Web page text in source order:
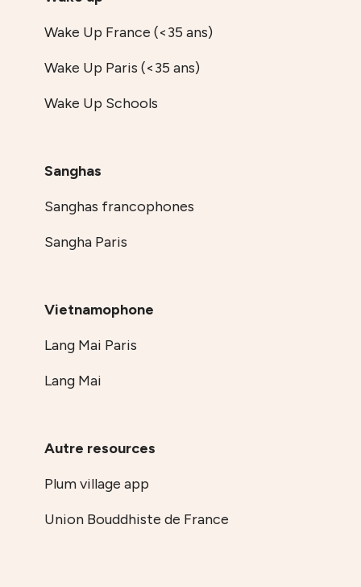
Wake Up France (<35 ans)
Wake Up Paris (<35 ans)
Wake Up Schools
Sanghas
Sanghas francophones
Sangha Paris
Vietnamophone
Lang Mai Paris
Lang Mai
Autre resources
Plum village app
Union Bouddhiste de France